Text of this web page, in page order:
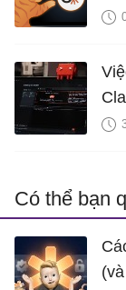
thế
Có thể bạn